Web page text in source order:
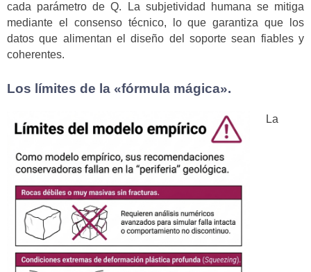
cada parámetro de Q. La subjetividad humana se mitiga
mediante el consenso técnico, lo que garantiza que los
datos que alimentan el diseño del soporte sean fiables y
coherentes.
Los límites de la «fórmula mágica».
La